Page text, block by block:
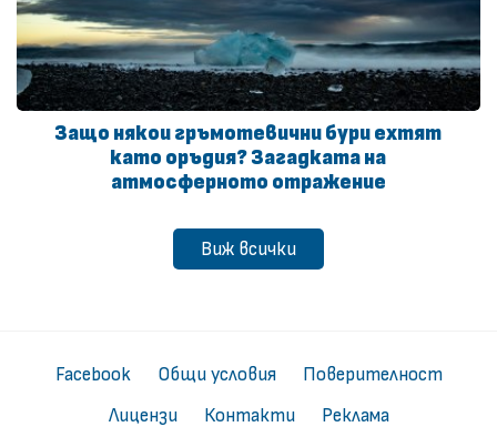
Защо някои гръмотевични бури ехтят
като оръдия? Загадката на
атмосферното отражение
Виж всички
Facebook Общи условия Поверителност
Лицензи Контакти Реклама